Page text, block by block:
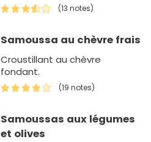
(13 notes)
Samoussa au chèvre frais
Croustillant au chèvre
fondant.
(19 notes)
Samoussas aux légumes
et olives